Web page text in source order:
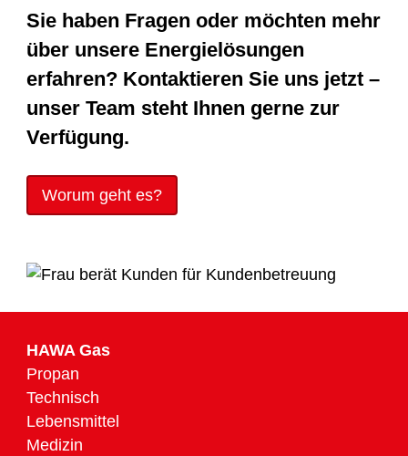
Sie haben Fragen oder möchten mehr
über unsere Energielösungen
erfahren? Kontaktieren Sie uns jetzt –
unser Team steht Ihnen gerne zur
Verfügung.
Worum geht es?
HAWA Gas
Propan
Technisch
Lebensmittel
Medizin